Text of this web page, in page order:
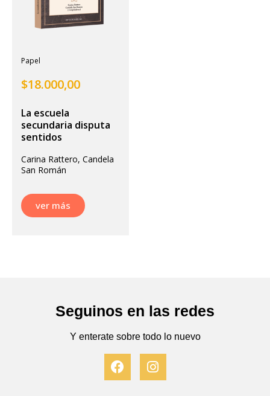
Papel
$18.000,00
La escuela
secundaria disputa
sentidos
Carina Rattero, Candela
San Román
ver más
Seguinos en las redes
Y enterate sobre todo lo nuevo
F
a
c
I
n
s